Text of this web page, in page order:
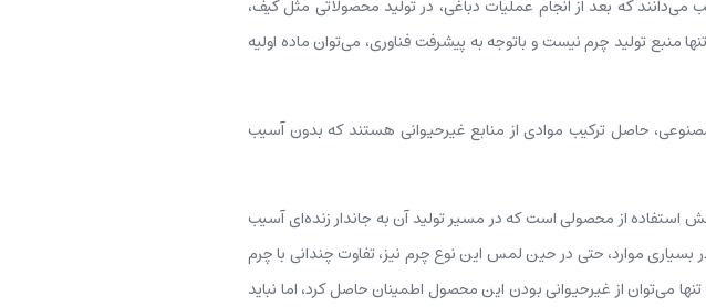
که بعد از انجام عملیات دباغی، در تولید محصولاتی مثل کیف،
منبع تولید چرم نیست و باتوجه به پیشرفت فناوری، می‌توان ماده اولیه
حاصل ترکیب موادی از منابع غیرحیوانی هستند که بدون آسیب
استفاده از محصولی است که در مسیر تولید آن به جاندار زنده‌ای آسیب
موارد، حتی در حین لمس این نوع چرم نیز، تفاوت چندانی با چرم
می‌توان از غیرحیوانی بودن این محصول اطمینان حاصل کرد، اما نباید